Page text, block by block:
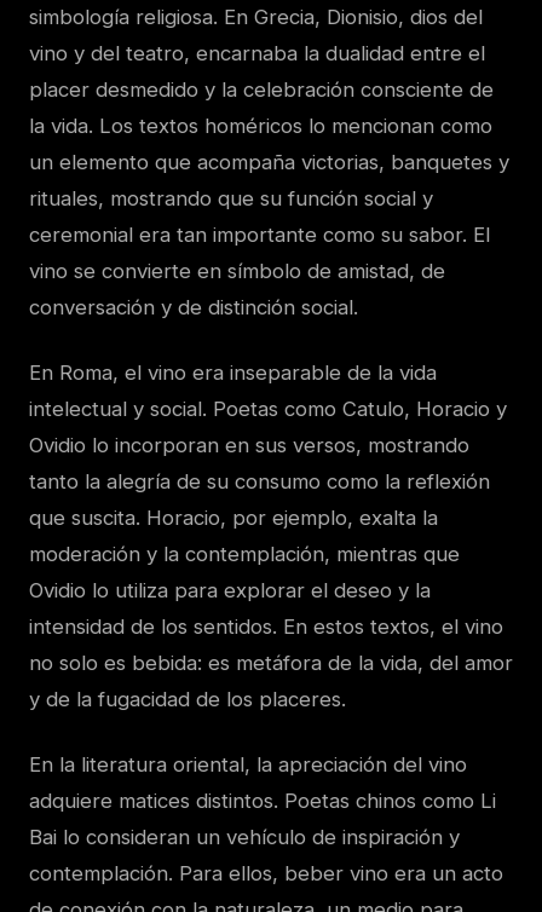
simbología religiosa. En Grecia, Dionisio, dios del
vino y del teatro, encarnaba la dualidad entre el
placer desmedido y la celebración consciente de
la vida. Los textos homéricos lo mencionan como
un elemento que acompaña victorias, banquetes y
rituales, mostrando que su función social y
ceremonial era tan importante como su sabor. El
vino se convierte en símbolo de amistad, de
conversación y de distinción social.
En Roma, el vino era inseparable de la vida
intelectual y social. Poetas como Catulo, Horacio y
Ovidio lo incorporan en sus versos, mostrando
tanto la alegría de su consumo como la reflexión
que suscita. Horacio, por ejemplo, exalta la
moderación y la contemplación, mientras que
Ovidio lo utiliza para explorar el deseo y la
intensidad de los sentidos. En estos textos, el vino
no solo es bebida: es metáfora de la vida, del amor
y de la fugacidad de los placeres.
En la literatura oriental, la apreciación del vino
adquiere matices distintos. Poetas chinos como Li
Bai lo consideran un vehículo de inspiración y
contemplación. Para ellos, beber vino era un acto